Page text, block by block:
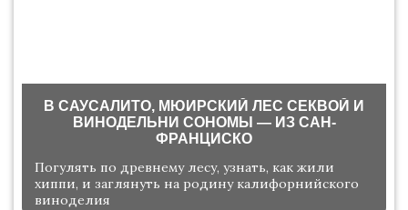
В САУСАЛИТО, МЮИРСКИЙ ЛЕС СЕКВОЙ И
ВИНОДЕЛЬНИ СОНОМЫ — ИЗ САН-
ФРАНЦИСКО
Погулять по древнему лесу, узнать, как жили
хиппи, и заглянуть на родину калифорнийского
виноделия